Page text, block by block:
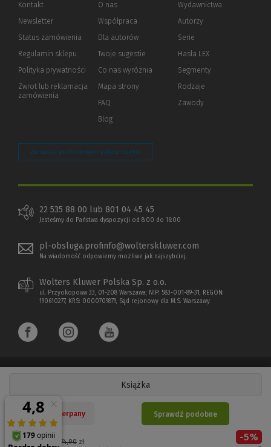
Książka
Cena regularna: 174,90zł
-5%
Nakład wyczerpany Sprawdź podobne
Kontakt
Newsletter
Status zamówienia
Regulamin sklepu
Polityka prywatności (Nowe
(Link
innej
Zwrot lub reklamacja
zamówienia
O nas
Współpraca
Dla autorów(Nowe
(Link
innej
strony)
Twoje sugestie
Co nas wyróżnia
Mapa strony
FAQ
Blog
Wydawnictwa
Autorzy
Serie
Hasła LEX
Segmenty
Rodzaje
Zawody
Zarządzaj preferencjami plików cookie
22 535 88 00 lub 801 04 45 45
Jesteśmy do Państwa dyspozycji od 8:00 do 16:00
pl-obsluga.profinfo@wolterskluwer.com
Na wiadomość odpowiemy możliwe jak najszybciej.
Wolters Kluwer Polska Sp. z o.o.
ul. Przyokopowa 33, 01-208 Warszawa; NIP: 583-001-89-31, REGON:
190610277, KRS: 0000709879, Sąd rejonowy dla M.S. Warszawy
Copyright 1997 - 2026 Wolters Kluwer Polska Sp. z o.o.
Płatności elektroniczne
(Nowe
(Link